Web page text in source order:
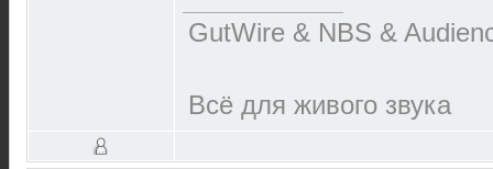
GutWire & NBS &
Всё для живого звука